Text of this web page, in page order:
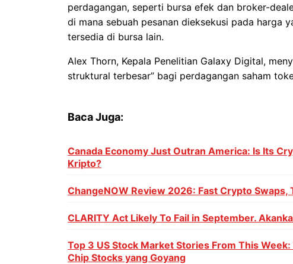
perdagangan, seperti bursa efek dan broker-
di mana sebuah pesanan dieksekusi pada harga
tersedia di bursa lain.
Alex Thorn, Kepala Penelitian Galaxy Digital,
struktural terbesar” bagi perdagangan saham
Baca Juga:
Canada Economy Just Outran America: Is Its
Kripto?
ChangeNOW Review 2026: Fast Crypto Swaps,
CLARITY Act Likely To Fail in September.
Top 3 US Stock Market Stories From This
Chip Stocks yang Goyang